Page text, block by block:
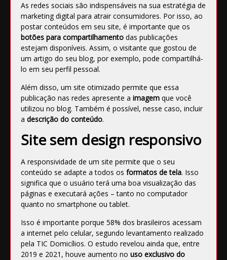
As redes sociais são indispensáveis na sua estratégia de
marketing digital para atrair consumidores. Por isso, ao
postar conteúdos em seu site, é importante que os
botões para compartilhamento das publicações
estejam disponíveis. Assim, o visitante que gostou de
um artigo do seu blog, por exemplo, pode compartilhá-
lo em seu perfil pessoal.
Além disso, um site otimizado permite que essa
publicação nas redes apresente a imagem que você
utilizou no blog. Também é possível, nesse caso, incluir
a descrição do conteúdo.
Site sem design responsivo
A responsividade de um site permite que o seu
conteúdo se adapte a todos os formatos de tela. Isso
significa que o usuário terá uma boa visualização das
páginas e executará ações – tanto no computador
quanto no smartphone ou tablet.
Isso é importante porque 58% dos brasileiros acessam
a internet pelo celular, segundo levantamento realizado
pela TIC Domicílios. O estudo revelou ainda que, entre
2019 e 2021, houve aumento no uso exclusivo do